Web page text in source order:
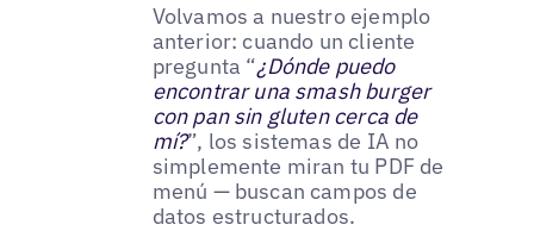
Volvamos a nuestro ejemplo
anterior: cuando un cliente
pregunta “¿Dónde puedo
encontrar una smash burger
con pan sin gluten cerca de
mí?”, los sistemas de IA no
simplemente miran tu PDF de
menú — buscan campos de
datos estructurados.